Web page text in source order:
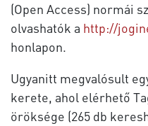
(Open Access) normái
olvashatók a http://
honlapon.
Ugyanitt megvalósult
kerete, ahol elérhető
öröksége (265 db